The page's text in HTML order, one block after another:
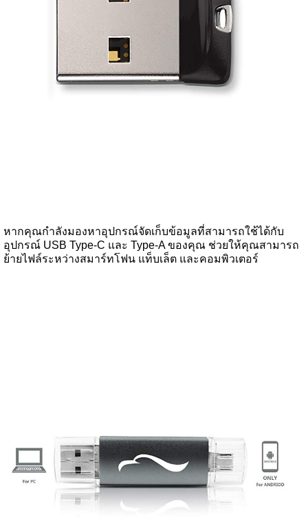
หากคุณกำลังมองหาอุปกรณ์จัดเก็บข้อมูลที่สามารถใช้ได้กับ
อุปกรณ์ USB Type-C และ Type-A ของคุณ ช่วยให้คุณสามารถ
ย้ายไฟล์ระหว่างสมาร์ทโฟน แท็บเล็ต และคอมพิวเตอร์